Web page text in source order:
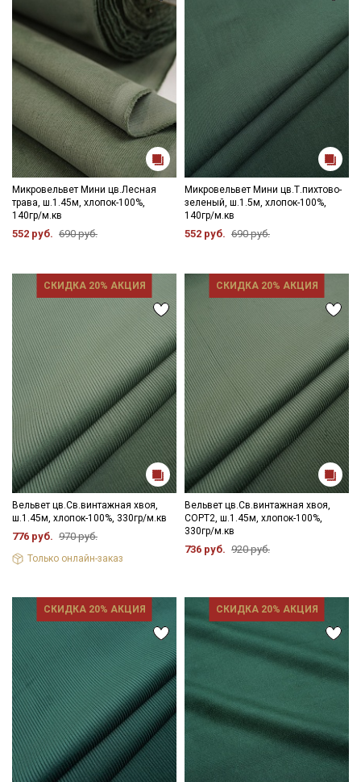
Микровельвет Мини цв.Лесная
трава, ш.1.45м, хлопок-100%,
140гр/м.кв
552 руб. 690 руб.
Микровельвет Мини цв.Т.пихтово-
зеленый, ш.1.5м, хлопок-100%,
140гр/м.кв
552 руб. 690 руб.
СКИДКА 20% АКЦИЯ
Вельвет цв.Св.винтажная хвоя,
ш.1.45м, хлопок-100%, 330гр/м.кв
776 руб. 970 руб.
Только онлайн-заказ
СКИДКА 20% АКЦИЯ
Вельвет цв.Св.винтажная хвоя,
СОРТ2, ш.1.45м, хлопок-100%,
330гр/м.кв
736 руб. 920 руб.
СКИДКА 20% АКЦИЯ СКИДКА 20% АКЦИЯ